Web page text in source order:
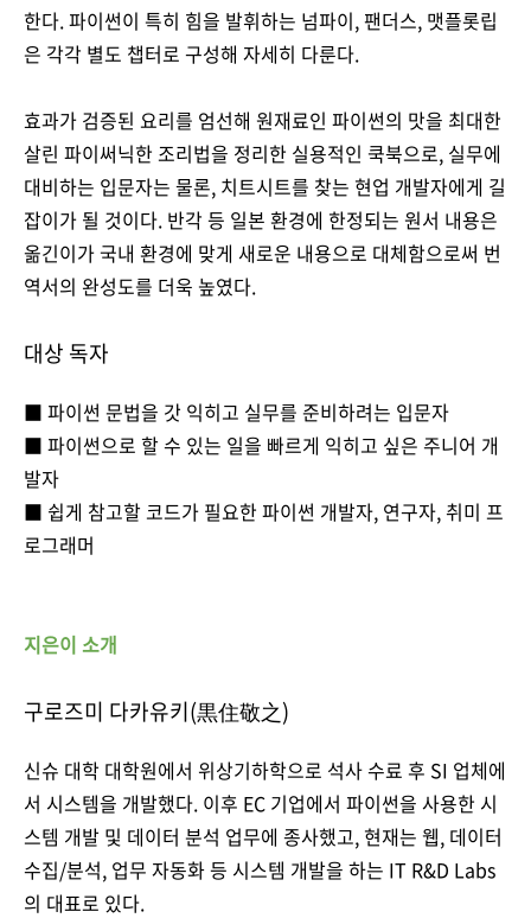
한다. 파이썬이 특히 힘을 발휘하는 넘파이, 팬더스, 맷플롯립
은 각각 별도 챕터로 구성해 자세히 다룬다.
효과가 검증된 요리를 엄선해 원재료인 파이썬의 맛을 최대한
살린 파이써닉한 조리법을 정리한 실용적인 쿡북으로, 실무에
대비하는 입문자는 물론, 치트시트를 찾는 현업 개발자에게 길
잡이가 될 것이다. 반각 등 일본 환경에 한정되는 원서 내용은
옮긴이가 국내 환경에 맞게 새로운 내용으로 대체함으로써 번
역서의 완성도를 더욱 높였다.
대상 독자
■ 파이썬 문법을 갓 익히고 실무를 준비하려는 입문자
■ 파이썬으로 할 수 있는 일을 빠르게 익히고 싶은 주니어 개
발자
■ 쉽게 참고할 코드가 필요한 파이썬 개발자, 연구자, 취미 프
로그래머
지은이 소개
구로즈미 다카유키(黒住敬之)
신슈 대학 대학원에서 위상기하학으로 석사 수료 후 SI 업체에
서 시스템을 개발했다. 이후 EC 기업에서 파이썬을 사용한 시
스템 개발 및 데이터 분석 업무에 종사했고, 현재는 웹, 데이터
수집/분석, 업무 자동화 등 시스템 개발을 하는 IT R&D Labs
의 대표로 있다.